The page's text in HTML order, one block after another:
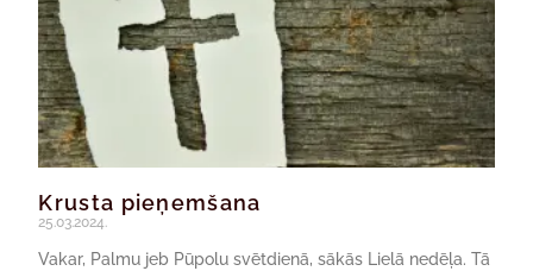
Krusta pieņemšana
25.03.2024.
Vakar, Palmu jeb Pūpolu svētdienā, sākās Lielā nedēļa. Tā